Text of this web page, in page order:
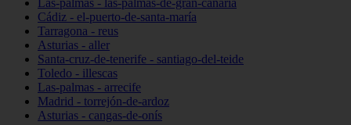
Las-palmas - las-palmas-de-gran-canaria
Cádiz - el-puerto-de-santa-maría
Tarragona - reus
Asturias - aller
Santa-cruz-de-tenerife - santiago-del-teide
Toledo - illescas
Las-palmas - arrecife
Madrid - torrejón-de-ardoz
Asturias - cangas-de-onís